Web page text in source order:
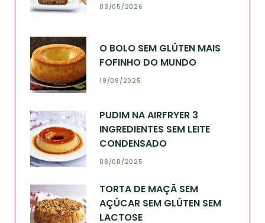
03/05/2026
O BOLO SEM GLÚTEN MAIS
FOFINHO DO MUNDO
19/09/2025
PUDIM NA AIRFRYER 3
INGREDIENTES SEM LEITE
CONDENSADO
08/08/2025
TORTA DE MAÇÃ SEM
AÇÚCAR SEM GLÚTEN SEM
LACTOSE